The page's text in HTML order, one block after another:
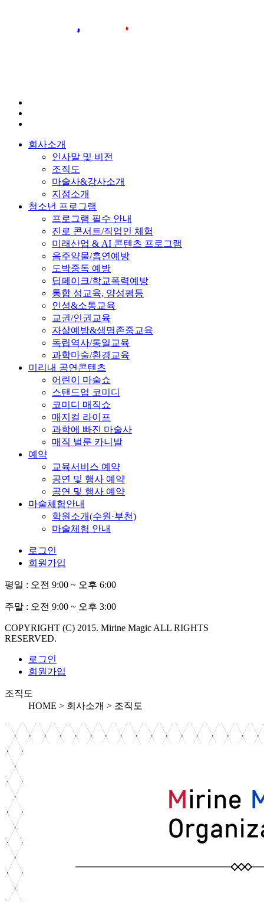
회사소개
인사말 및 비전
조직도
마술사&강사소개
지점소개
청소년 프로그램
프로그램 필수 안내
진로 콘서트/직업인 체험
미래산업 & AI 콘텐츠 프로그램
음주약물/흡연예방
도박중독 예방
딥페이크/학교폭력예방
통합 성교육, 양성평등
인성&소통교육
교권/인권교육
자살예방&생명존중교육
독립역사/통일교육
과학마술/환경교육
미리내 공연콘텐츠
어린이 마술쇼
스탠드업 코미디
코미디 매직쇼
매지컬 라이프
과학에 빠진 마술사
매직 벌룬 카니발
예약
교육서비스 예약
공연 및 행사 예약
공연 및 행사 예약
마술체험안내
학원소개(수원·부천)
마술체험 안내
로그인
회원가입
평일 : 오전 9:00 ~ 오후 6:00
주말 : 오전 9:00 ~ 오후 3:00
COPYRIGHT (C) 2015. Mirine Magic ALL RIGHTS
RESERVED.
로그인
회원가입
조직도
HOME > 회사소개 > 조직도